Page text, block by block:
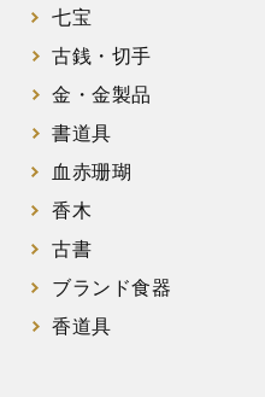
七宝
古銭・切手
金・金製品
書道具
血赤珊瑚
香木
古書
ブランド食器
香道具